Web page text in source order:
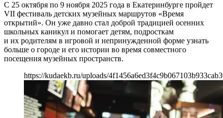
С 25 октября по 9 ноября 2025 года в Екатеринбурге пройдет
VII фестиваль детских музейных маршрутов «Время
открытий». Он уже давно стал доброй традицией осенних
школьных каникул и помогает детям, подросткам
и их родителям в игровой и непринужденной форме узнать
больше о городе и его истории во время совместного
посещения музейных пространств.
https://kudaekb.ru/uploads/